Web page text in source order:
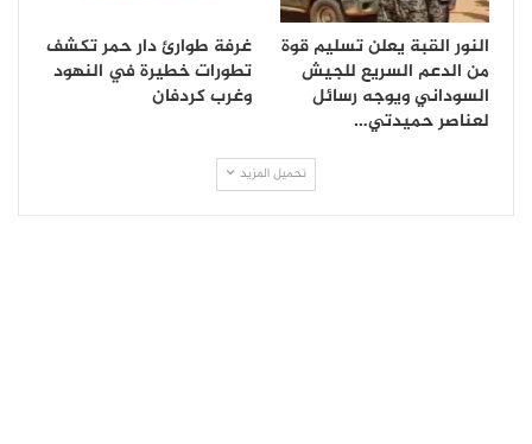
النور القبة يعلن تسليم قوة
من الدعم السريع للجيش
السوداني ويوجه رسائل
لعناصر حميدتي…
غرفة طوارئ دار حمر تكشف
تطورات خطيرة في النهود
وغرب كردفان
تحميل المزيد